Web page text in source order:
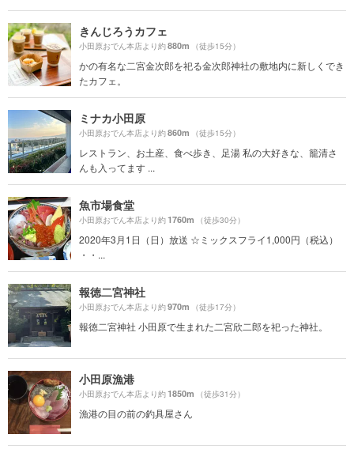
きんじろうカフェ
小田原おでん本店より約880m （徒歩15分）
かの有名な二宮金次郎を祀る金次郎神社の敷地内に新しくでき
たカフェ。
ミナカ小田原
小田原おでん本店より約860m （徒歩15分）
レストラン、お土産、食べ歩き、足湯 私の大好きな、籠清さ
んも入ってます ...
魚市場食堂
小田原おでん本店より約1760m （徒歩30分）
2020年3月1日（日）放送 ☆ミックスフライ1,000円（税込）
・・...
報徳二宮神社
小田原おでん本店より約970m （徒歩17分）
報徳二宮神社 小田原で生まれた二宮欣二郎を祀った神社。
小田原漁港
小田原おでん本店より約1850m （徒歩31分）
漁港の目の前の釣具屋さん